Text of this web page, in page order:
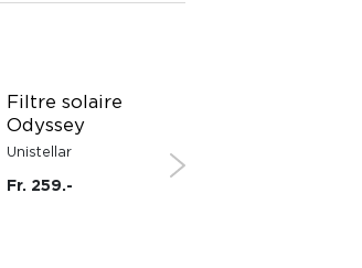
Filtre solaire
Odyssey
Unistellar
Fr. 259.-